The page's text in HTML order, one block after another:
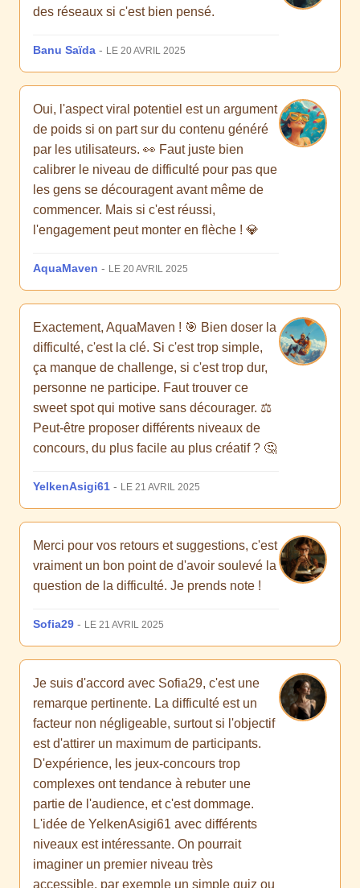
des réseaux si c'est bien pensé.
Banu Saïda - LE 20 AVRIL 2025
Oui, l'aspect viral potentiel est un argument
de poids si on part sur du contenu généré
par les utilisateurs. 👀 Faut juste bien
calibrer le niveau de difficulté pour pas que
les gens se découragent avant même de
commencer. Mais si c'est réussi,
l'engagement peut monter en flèche ! 💎
AquaMaven - LE 20 AVRIL 2025
Exactement, AquaMaven ! 🎯 Bien doser la
difficulté, c'est la clé. Si c'est trop simple,
ça manque de challenge, si c'est trop dur,
personne ne participe. Faut trouver ce
sweet spot qui motive sans décourager. ⚖️
Peut-être proposer différents niveaux de
concours, du plus facile au plus créatif ? 🤔
YelkenAsigi61 - LE 21 AVRIL 2025
Merci pour vos retours et suggestions, c'est
vraiment un bon point de d'avoir soulevé la
question de la difficulté. Je prends note !
Sofia29 - LE 21 AVRIL 2025
Je suis d'accord avec Sofia29, c'est une
remarque pertinente. La difficulté est un
facteur non négligeable, surtout si l'objectif
est d'attirer un maximum de participants.
D'expérience, les jeux-concours trop
complexes ont tendance à rebuter une
partie de l'audience, et c'est dommage.
L'idée de YelkenAsigi61 avec différents
niveaux est intéressante. On pourrait
imaginer un premier niveau très
accessible, par exemple un simple quiz ou